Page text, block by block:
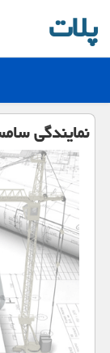
پلات
نمایندگی